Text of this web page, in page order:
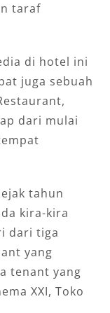
taraf
di hotel ini
juga sebuah
dari mulai
tahun
kira-kira
dari tiga
yang
tenant yang
XXI, Toko